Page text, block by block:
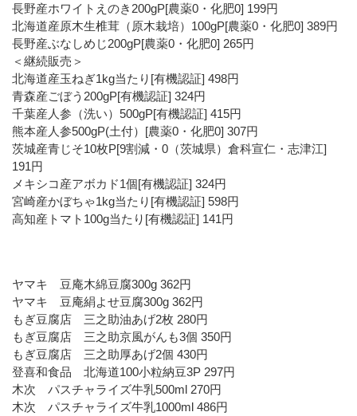
長野産ホワイトえのき200gP[農薬0・化肥0] 199円
北海道産原木生椎茸（原木栽培）100gP[農薬0・化肥0] 389円
長野産ぶなしめじ200gP[農薬0・化肥0] 265円
＜継続販売＞
北海道産玉ねぎ1kg当たり[有機認証] 498円
青森産ごぼう200gP[有機認証] 324円
千葉産人参（洗い）500gP[有機認証] 415円
熊本産人参500gP(土付）[農薬0・化肥0] 307円
茨城産青じそ10枚P[9割減・0（茨城県）倉科宣仁・志津江]
191円
メキシコ産アボカド1個[有機認証] 324円
宮崎産かぼちゃ1kg当たり[有機認証] 598円
高知産トマト100g当たり[有機認証] 141円
ヤマキ 豆庵木綿豆腐300g 362円
ヤマキ 豆庵絹よせ豆腐300g 362円
もぎ豆腐店 三之助油あげ2枚 280円
もぎ豆腐店 三之助京風がんも3個 350円
もぎ豆腐店 三之助厚あげ2個 430円
登喜和食品 北海道100小粒納豆3P 297円
木次 パスチャライズ牛乳500ml 270円
木次 パスチャライズ牛乳1000ml 486円